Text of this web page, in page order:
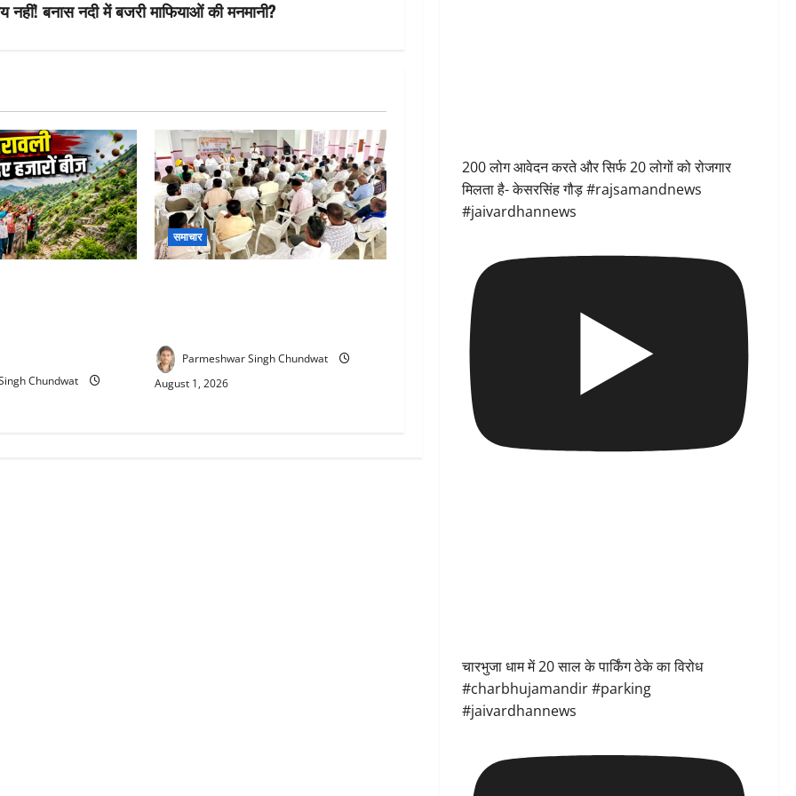
बनास नदी में बजरी माफियाओं की मनमानी?
Chundwat
समाचार
Parmeshwar Singh Chundwat
August 1, 2026
200 लोग आवेदन करते और सिर्फ 20 लोगों को रोजगार
मिलता है- केसरसिंह गौड़ #rajsamandnews
#jaivardhannews
चारभुजा धाम में 20 साल के पार्किंग ठेके का विरोध
#charbhujamandir #parking
#jaivardhannews